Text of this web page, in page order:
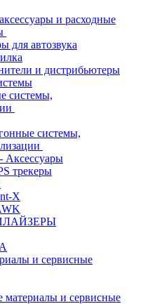
и расходные
для автозвука
и дистрибьютеры
системы,
системы,
Аксессуары
трекеры
X
и сервисные
материалы и сервисные